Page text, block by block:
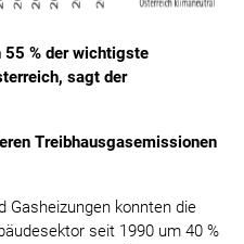
55 % der wichtigste
sagt der
Treibhausgasemissionen
Gasheizungen konnten die
seit 1990 um 40 %